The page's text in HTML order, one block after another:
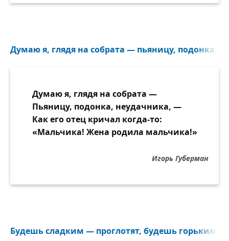
Думаю я, глядя на собрата — пьяницу, подонка,
Думаю я, глядя на собрата —
Пьяницу, подонка, неудачника, —
Как его отец кричал когда-то:
«Мальчика! Жена родила мальчика!»
Игорь Губерман
Будешь сладким — проглотят, будешь горьким —